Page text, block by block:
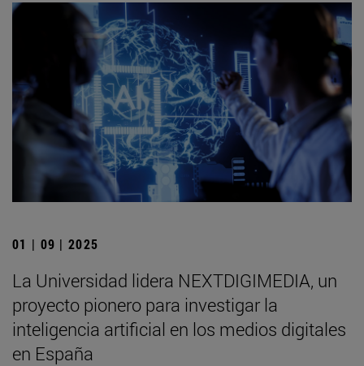
01 | 09 | 2025
La Universidad lidera NEXTDIGIMEDIA, un
proyecto pionero para investigar la
inteligencia artificial en los medios digitales
en España